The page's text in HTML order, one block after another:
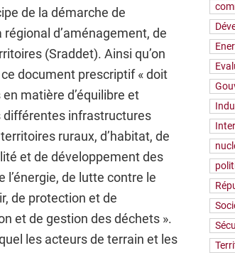
de la démarche de
d’aménagement, de
(Sraddet). Ainsi qu’on
ce document prescriptif « doit
matière d’équilibre et
différentes infrastructures
ruraux, d’habitat, de
et de développement des
de lutte contre le
de protection et de
et de gestion des déchets ».
les acteurs de terrain et les